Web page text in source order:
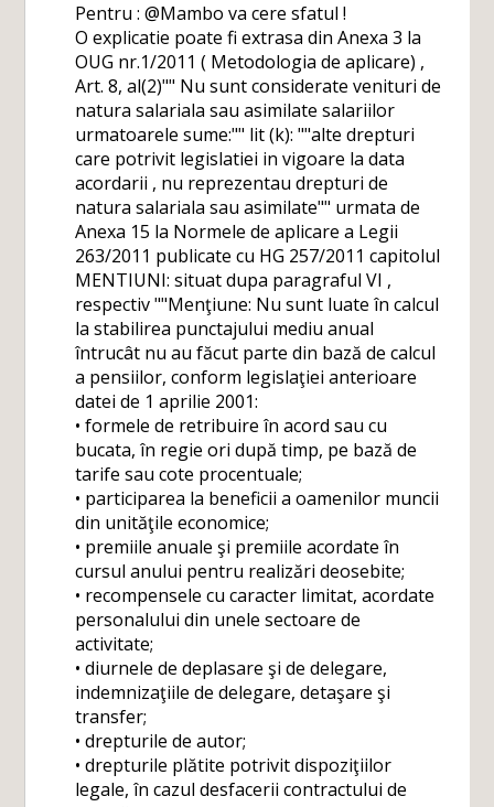
Pentru : @Mambo va cere sfatul !
O explicatie poate fi extrasa din Anexa 3 la
OUG nr.1/2011 ( Metodologia de aplicare) ,
Art. 8, al(2)"" Nu sunt considerate venituri de
natura salariala sau asimilate salariilor
urmatoarele sume:"" lit (k): ""alte drepturi
care potrivit legislatiei in vigoare la data
acordarii , nu reprezentau drepturi de
natura salariala sau asimilate"" urmata de
Anexa 15 la Normele de aplicare a Legii
263/2011 publicate cu HG 257/2011 capitolul
MENTIUNI: situat dupa paragraful VI ,
respectiv ""Menţiune: Nu sunt luate în calcul
la stabilirea punctajului mediu anual
întrucât nu au făcut parte din bază de calcul
a pensiilor, conform legislaţiei anterioare
datei de 1 aprilie 2001:
• formele de retribuire în acord sau cu
bucata, în regie ori după timp, pe bază de
tarife sau cote procentuale;
• participarea la beneficii a oamenilor muncii
din unităţile economice;
• premiile anuale şi premiile acordate în
cursul anului pentru realizări deosebite;
• recompensele cu caracter limitat, acordate
personalului din unele sectoare de
activitate;
• diurnele de deplasare şi de delegare,
indemnizaţiile de delegare, detaşare şi
transfer;
• drepturile de autor;
• drepturile plătite potrivit dispoziţiilor
legale, în cazul desfacerii contractului de